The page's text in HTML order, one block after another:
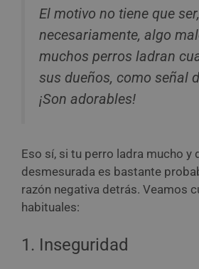
El motivo no tiene que ser,
necesariamente, algo
muchos perros ladran
sus dueños, como señal
¡Son adorables!
Eso sí, si tu perro ladra mucho y
desmesurada es bastante
razón negativa detrás. Veamos
habituales:
1. Inseguridad